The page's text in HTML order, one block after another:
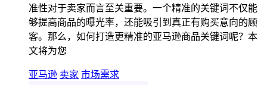
准性对于卖家而言至关重要。一个精准的关键词不仅能
够提高商品的曝光率，还能吸引到真正有购买意向的顾
客。那么，如何打造更精准的亚马逊商品关键词呢？本
文将为您
亚马逊 卖家 市场需求